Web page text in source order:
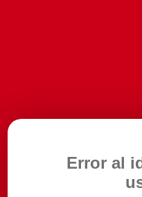
Error al